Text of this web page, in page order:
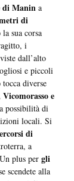
di Manin a
di
sua corsa
i
dall’alto
e piccoli
diverse
e
possibilità di
locali. Si
di
a
plus per gli
scendete alla